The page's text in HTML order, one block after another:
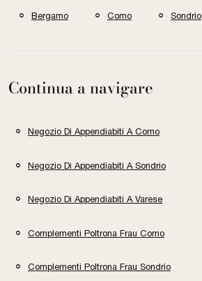
Bergamo Como Sondrio
Continua a navigare
Negozio Di Appendiabiti A Como
Negozio Di Appendiabiti A Sondrio
Negozio Di Appendiabiti A Varese
Complementi Poltrona Frau Como
Complementi Poltrona Frau Sondrio